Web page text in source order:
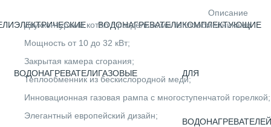
ЭЛЕКТРИЧЕСКИЕ
ВОДОНАГРЕВАТЕЛИ
ВОДОНАГРЕВАТЕЛИ
ГАЗОВЫЕ
КОМПЛЕКТУЮЩИЕ
ДЛЯ
ВОДОНАГРЕВАТЕЛЕЙ
Описание
Двухконтурный котёл с раздельными теплообменниками
Мощность от 10 до 32 кВт;
Закрытая камера сгорания;
Теплообменник из бескислородной меди;
Инновационная газовая рампа с многоступенчатой горелкой;
Элегантный европейский дизайн;